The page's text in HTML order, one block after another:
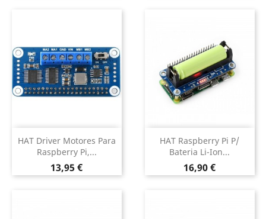
HAT Driver Motores Para
Raspberry Pi,...
Preço
13,95 €
HAT Raspberry Pi P/
Bateria Li-Ion...
Preço
16,90 €